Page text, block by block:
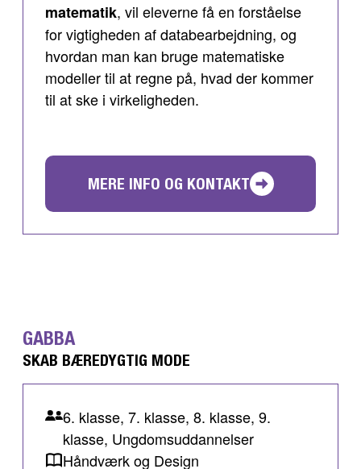
matematik, vil eleverne få en forståelse
for vigtigheden af databearbejdning, og
hvordan man kan bruge matematiske
modeller til at regne på, hvad der kommer
til at ske i virkeligheden.
MERE INFO OG KONTAKT
GABBA
SKAB BÆREDYGTIG MODE
6. klasse, 7. klasse, 8. klasse, 9.
klasse, Ungdomsuddannelser
Håndværk og Design